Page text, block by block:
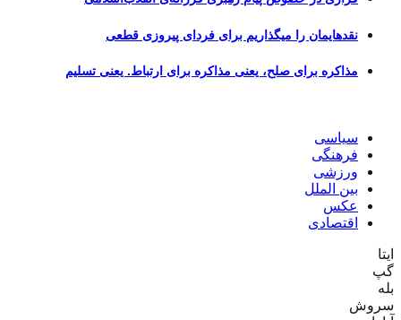
نقدهایمان را میگذاریم برای فردای پیروزی قطعی
مذاکره برای صلح، یعنی مذاکره برای ارتباط. یعنی تسلیم
سیاسی
فرهنگی
ورزشی
بین الملل
عکس
اقتصادی
ایتا
گپ
بله
سروش